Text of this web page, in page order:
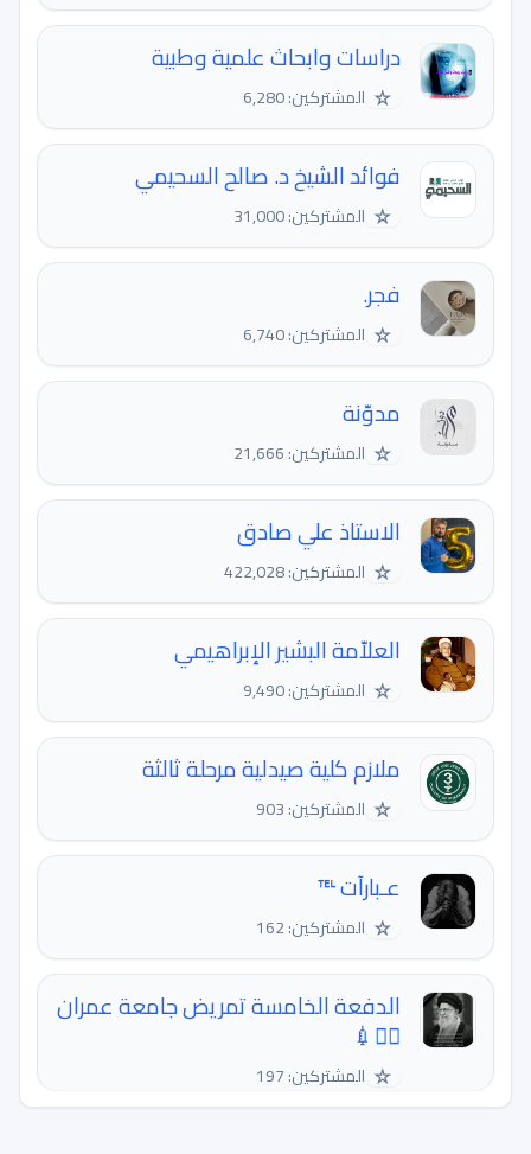
دراسات وابحاث علمية وطبية
☆ المشتركين: 6,280
فوائد الشيخ د. صالح السحيمي
☆ المشتركين: 31,000
فجر.
☆ المشتركين: 6,740
مدوّنة
☆ المشتركين: 21,666
الاستاذ علي صادق
☆ المشتركين: 422,028
العلاّمة البشير الإبراهيمي
☆ المشتركين: 9,490
ملازم كلية صيدلية مرحلة ثالثة
☆ المشتركين: 903
عـبارآت ℡
☆ المشتركين: 162
الدفعة الخامسة تمريض جامعة عمران
🧑‍⚕💉
☆ المشتركين: 197